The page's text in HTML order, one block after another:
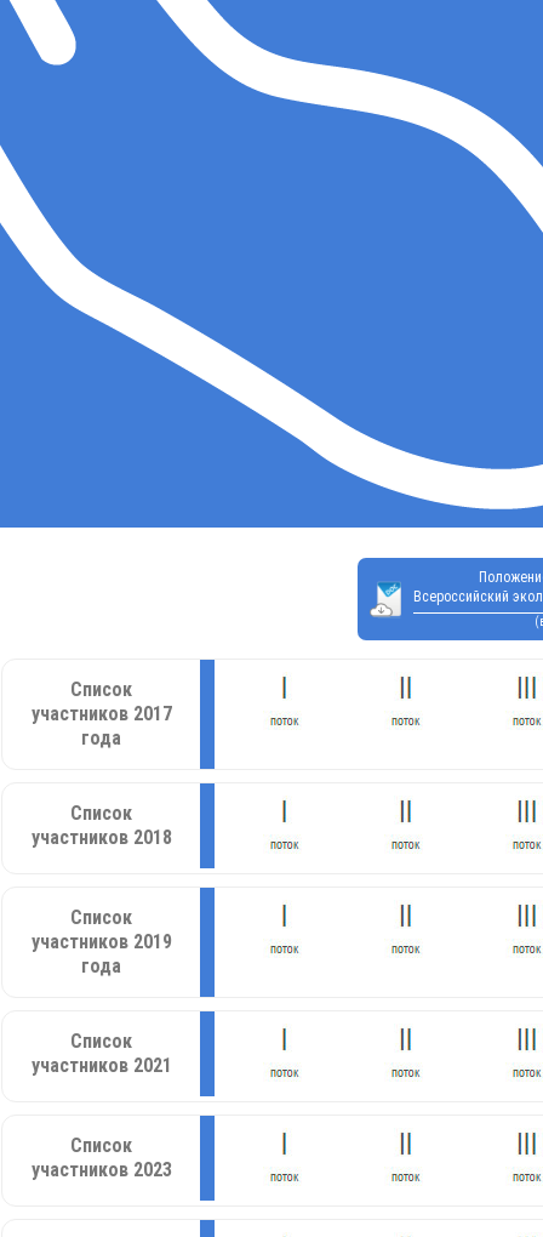
Всероссийский
Список
участников 2017
года
Список
участников 2018
Список
участников 2019
года
Список
участников 2021
Список
участников 2023